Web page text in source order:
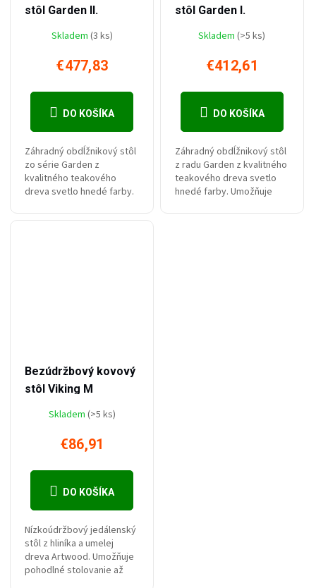
stôl Garden II.
Skladem (3 ks)
€477,83
DO KOŠÍKA
Záhradný obdĺžnikový stôl
zo série Garden z
kvalitného teakového
dreva svetlo hnedé farby.
stôl Garden I.
Skladem(>5 ks)
€412,61
DO KOŠÍKA
Záhradný obdĺžnikový stôl
z radu Garden z kvalitného
teakového dreva svetlo
hnedé farby. Umožňuje
Bezúdržbový kovový
stôl Viking M
Skladem (>5 ks)
€86,91
DO KOŠÍKA
Nízkoúdržbový jedálenský
stôl z hliníka a umelej
dreva Artwood. Umožňuje
pohodlné stolovanie až